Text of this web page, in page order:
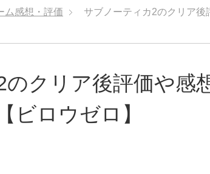
ム感想・評価 サブノーティカ2のクリア後
クリア後評価や感
ビロウゼロ】